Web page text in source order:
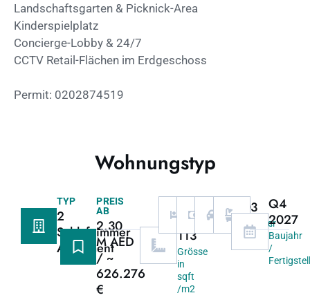
Landschaftsgarten & Picknick-Area
Kinderspielplatz
Concierge-Lobby & 24/7
CCTV Retail-Flächen im Erdgeschoss
Permit: 0202874519
Wohnungstyp
TYP
2
Schlafzimmer
Apartment
PREIS
AB
2.30
M AED
/ ~
626.276
€
113
Grösse
in
sqft
/m2
Schlafzimmer
60/40
Zahlungsplan
1
Garage
3
Bäder
Q4
2027
Baujahr
/